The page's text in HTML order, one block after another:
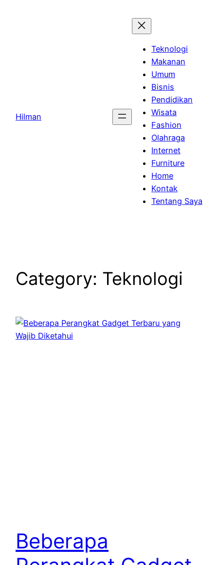
Hilman
Teknologi
Makanan
Umum
Bisnis
Pendidikan
Wisata
Fashion
Olahraga
Internet
Furniture
Home
Kontak
Tentang Saya
Category: Teknologi
Beberapa